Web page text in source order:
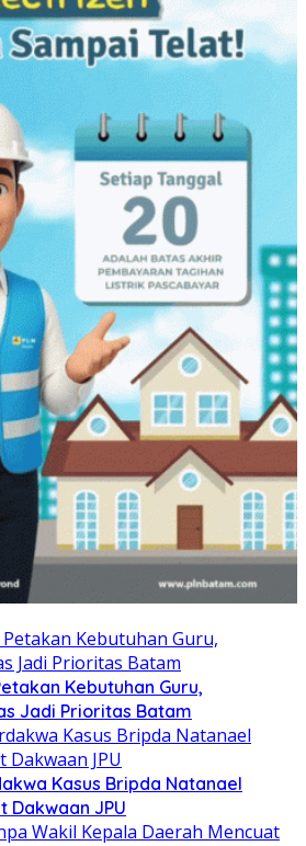
Kebutuhan Guru,
Jadi Prioritas Batam
Kasus Bripda Natanael
Dakwaan JPU